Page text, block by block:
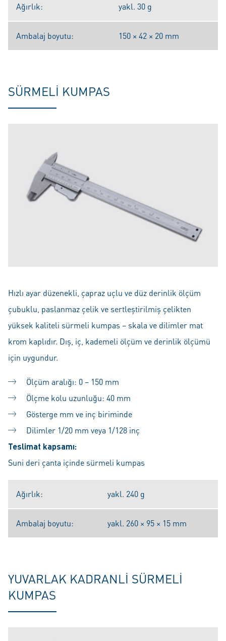
Ağırlık: yakl. 30 g
Ambalaj boyutu: 150 × 42 × 20 mm
SÜRMELI KUMPAS
Hızlı ayar düzenekli, çapraz uçlu ve düz derinlik ölçüm
çubuklu, paslanmaz çelik ve sertleştirilmiş çelikten
yüksek kaliteli sürmeli kumpas – skala ve dilimler mat
krom kaplıdır. Dış, iç, kademeli ölçüm ve derinlik ölçümü
için uygundur.
Ölçüm aralığı: 0 – 150 mm
Ölçme kolu uzunluğu: 40 mm
Gösterge mm ve inç biriminde
Dilimler 1/20 mm veya 1/128 inç
Teslimat kapsamı:
Suni deri çanta içinde sürmeli kumpas
Ağırlık: yakl. 240 g
Ambalaj boyutu: yakl. 260 × 95 × 15 mm
YUVARLAK KADRANLI SÜRMELI
KUMPAS